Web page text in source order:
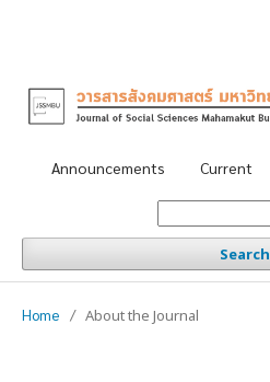
Announcements Current
Search
Home / About the Journal